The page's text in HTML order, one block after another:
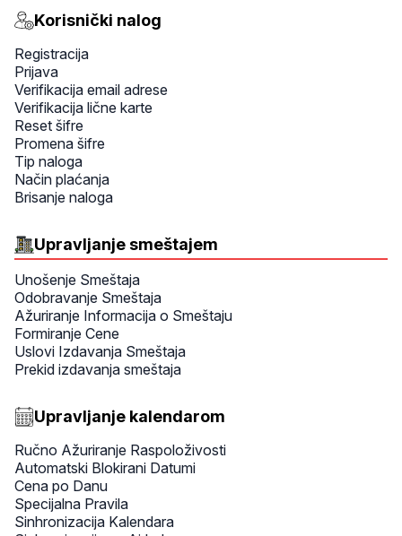
Korisnički nalog
Registracija
Prijava
Verifikacija email adrese
Verifikacija lične karte
Reset šifre
Promena šifre
Tip naloga
Način plaćanja
Brisanje naloga
Upravljanje smeštajem
Unošenje Smeštaja
Odobravanje Smeštaja
Ažuriranje Informacija o Smeštaju
Formiranje Cene
Uslovi Izdavanja Smeštaja
Prekid izdavanja smeštaja
Upravljanje kalendarom
Ručno Ažuriranje Raspoloživosti
Automatski Blokirani Datumi
Cena po Danu
Specijalna Pravila
Sinhronizacija Kalendara